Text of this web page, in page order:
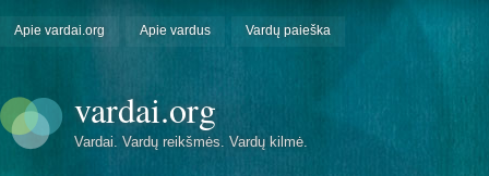
Apie vardai.org Apie vardus Vardų paieška
vardai.org
Vardai. Vardų reikšmės. Vardų kilmė.